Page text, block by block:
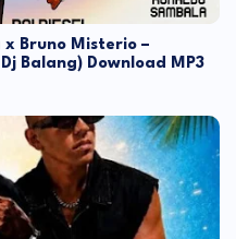
x Bruno Misterio –
Balang) Download MP3